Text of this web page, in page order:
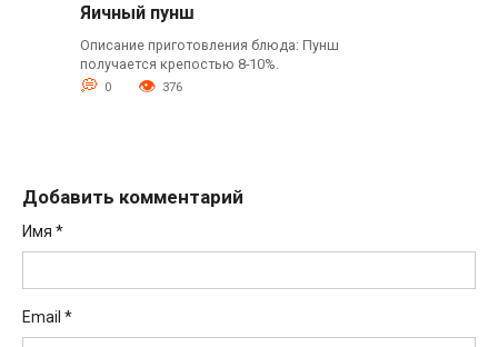
Яичный пунш
Описание приготовления блюда: Пунш
получается крепостью 8-10%.
0 376
Добавить комментарий
Имя *
Email *